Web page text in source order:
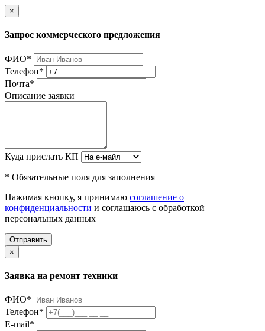
×
Запрос коммерческого предложения
ФИО*
Телефон*
Почта*
Описание заявки
Куда прислать КП
* Обязательные поля для заполнения
Нажимая кнопку, я принимаю соглашение о
конфиденциальности и соглашаюсь с обработкой
персональных данных
Отправить
×
Заявка на ремонт техники
ФИО*
Телефон*
E-mail*